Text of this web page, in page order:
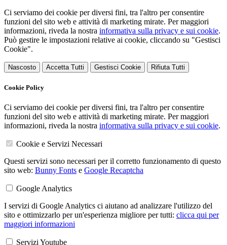
Ci serviamo dei cookie per diversi fini, tra l'altro per consentire
funzioni del sito web e attività di marketing mirate. Per maggiori
informazioni, riveda la nostra informativa sulla privacy e sui cookie.
Può gestire le impostazioni relative ai cookie, cliccando su "Gestisci
Cookie".
Nascosto Accetta Tutti Gestisci Cookie Rifiuta Tutti
Cookie Policy
Ci serviamo dei cookie per diversi fini, tra l'altro per consentire
funzioni del sito web e attività di marketing mirate. Per maggiori
informazioni, riveda la nostra informativa sulla privacy e sui cookie.
Cookie e Servizi Necessari
Questi servizi sono necessari per il corretto funzionamento di questo
sito web: Bunny Fonts e Google Recaptcha
Google Analytics
I servizi di Google Analytics ci aiutano ad analizzare l'utilizzo del
sito e ottimizzarlo per un'esperienza migliore per tutti: clicca qui per
maggiori informazioni
Servizi Youtube